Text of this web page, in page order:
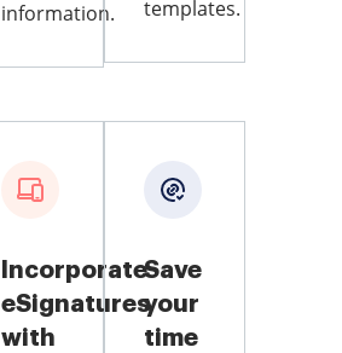
information.
templates.
Incorporate
eSignatures
with
Save
your
time